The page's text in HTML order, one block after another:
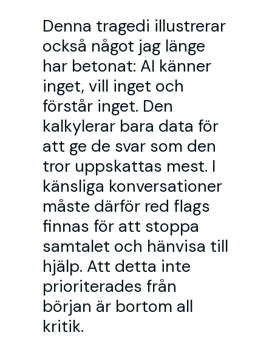
Denna tragedi illustrerar
också något jag länge
har betonat: AI känner
inget, vill inget och
förstår inget. Den
kalkylerar bara data för
att ge de svar som den
tror uppskattas mest. I
känsliga konversationer
måste därför red flags
finnas för att stoppa
samtalet och hänvisa till
hjälp. Att detta inte
prioriterades från
början är bortom all
kritik.